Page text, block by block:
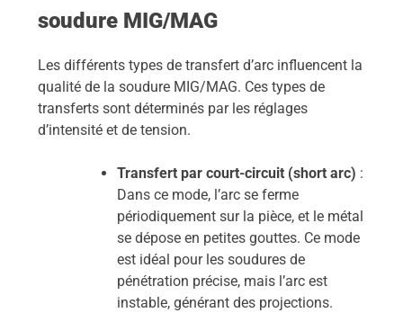
soudure MIG/MAG
Les différents types de transfert d’arc influencent la
qualité de la soudure MIG/MAG. Ces types de
transferts sont déterminés par les réglages
d’intensité et de tension.
Transfert par court-circuit (short arc) :
Dans ce mode, l’arc se ferme
périodiquement sur la pièce, et le métal
se dépose en petites gouttes. Ce mode
est idéal pour les soudures de
pénétration précise, mais l’arc est
instable, générant des projections.